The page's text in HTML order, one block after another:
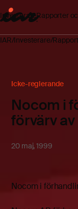
InvesterareRapporter
IAR Investerare
Icke-reglerande
Nocom i
förvärv
20 maj, 1999
Nocom i